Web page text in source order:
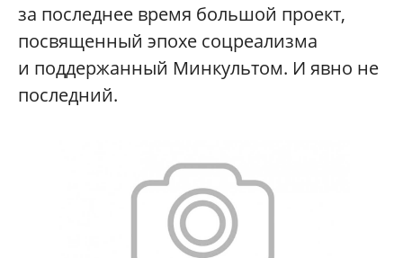
за последнее время большой проект,
посвященный эпохе соцреализма
и поддержанный Минкультом. И явно не
последний.